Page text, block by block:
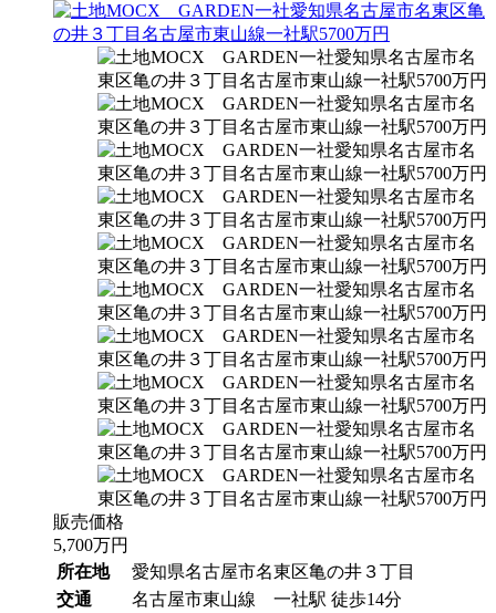
販売価格
5,700万円
所在地
愛知県名古屋市名東区亀の井３丁目
交通
名古屋市東山線 一社駅 徒歩14分